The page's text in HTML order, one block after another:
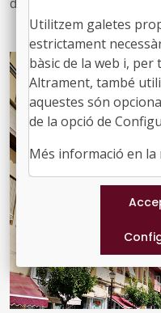
us arriben amb aquest
les notícies recents
Utilitzem galetes
estrictament
bàsic de la web i, per
Altrament, també
aquestes són
de la opció de
Més informació en la